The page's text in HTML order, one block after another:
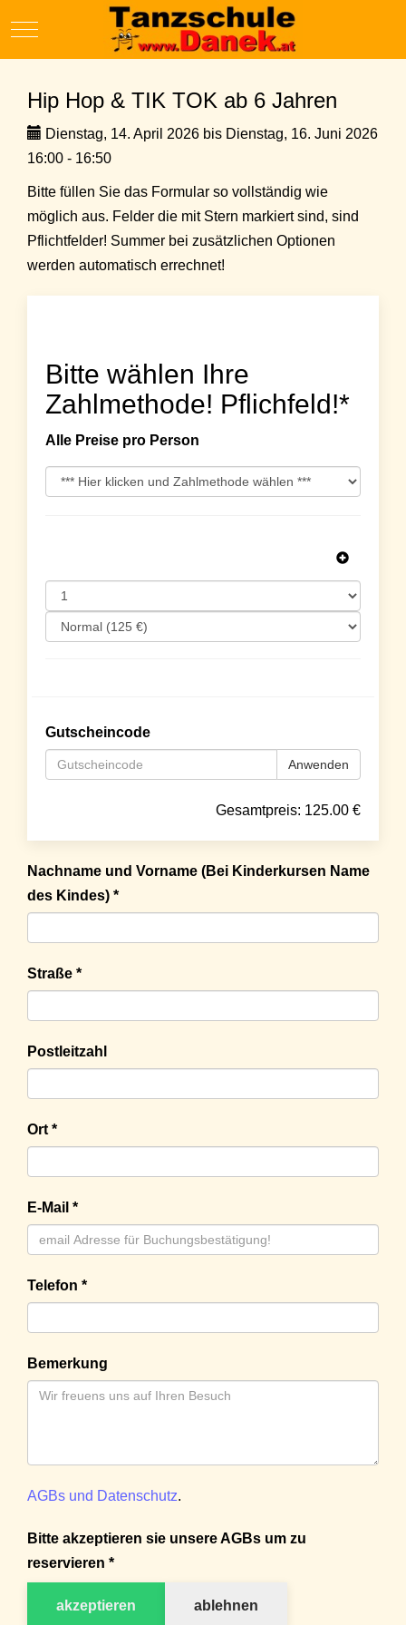
Mobile Menu Toggle
Hip Hop & TIK TOK ab 6 Jahren
Dienstag, 14. April 2026 bis Dienstag, 16. Juni 2026
16:00 - 16:50
Bitte füllen Sie das Formular so vollständig wie
möglich aus. Felder die mit Stern markiert sind, sind
Pflichtfelder! Summer bei zusätzlichen Optionen
werden automatisch errechnet!
Bitte wählen Ihre
Zahlmethode! Pflichfeld!*
Alle Preise pro Person
Gutscheincode
Anwenden
Gesamtpreis: 125.00 €
Nachname und Vorname (Bei Kinderkursen Name
des Kindes) *
Straße *
Postleitzahl
Ort *
E-Mail *
Telefon *
Bemerkung
AGBs und Datenschutz.
Bitte akzeptieren sie unsere AGBs um zu
reservieren *
akzeptieren ablehnen